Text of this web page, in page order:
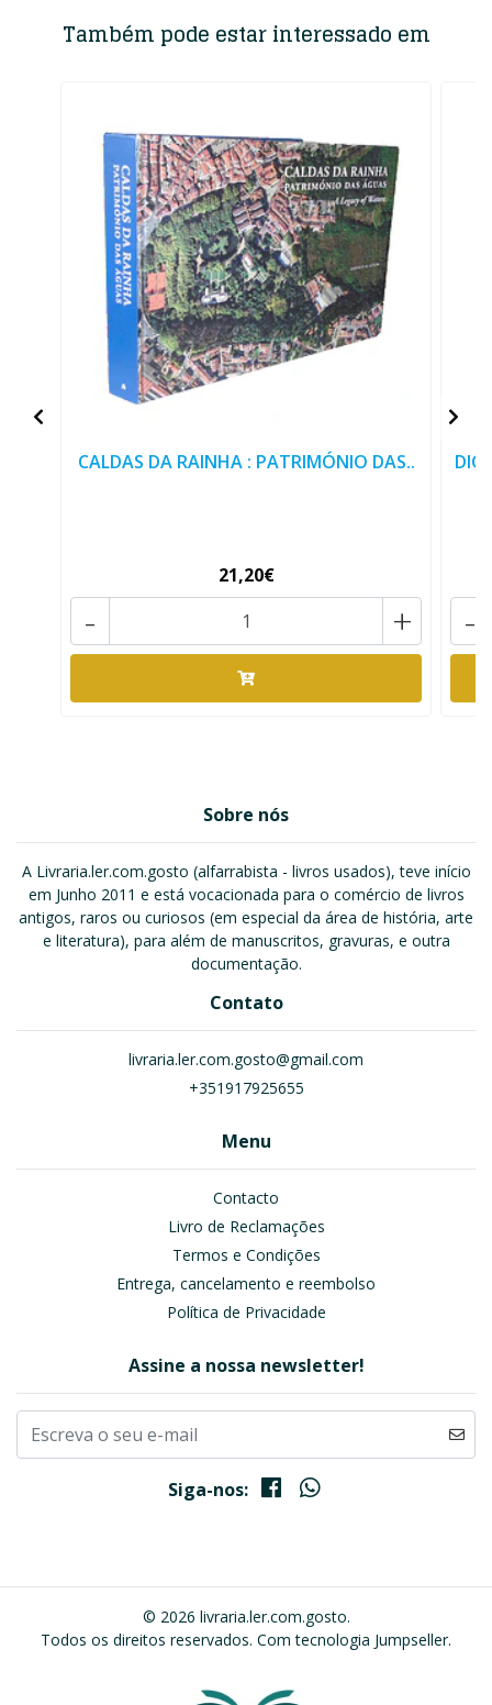
Também pode estar interessado em
CALDAS DA RAINHA : PATRIMÓNIO DAS..
21,20€
+
- -
Sobre nós
A Livraria.ler.com.gosto (alfarrabista - livros usados), teve início
em Junho 2011 e está vocacionada para o comércio de livros
antigos, raros ou curiosos (em especial da área de história, arte
e literatura), para além de manuscritos, gravuras, e outra
documentação.
Contato
livraria.ler.com.gosto@gmail.com
+351917925655
Menu
Contacto
Livro de Reclamações
Termos e Condições
Entrega, cancelamento e reembolso
Política de Privacidade
Assine a nossa newsletter!
Siga-nos:
© 2026 livraria.ler.com.gosto.
Todos os direitos reservados. Com tecnologia Jumpseller.